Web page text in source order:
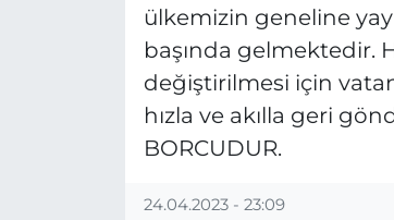
ülkemizin geneline
başında gelmektedir.
değiştirilmesi için
hızla ve akılla geri
BORCUDUR.
24.04.2023 - 23:09